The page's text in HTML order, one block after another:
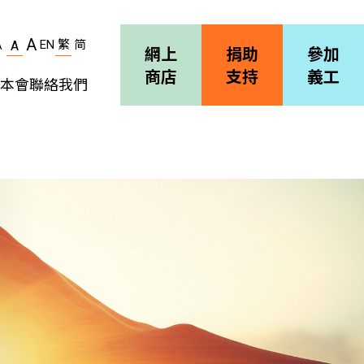
A A EN 繁 简
會
招標通告
聯絡我們
網上
商店
捐助
支持
參加
義工